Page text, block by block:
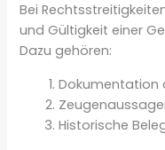
Bei
und Gültigkeit einer
Dazu gehören:
Dokumentation
Historische